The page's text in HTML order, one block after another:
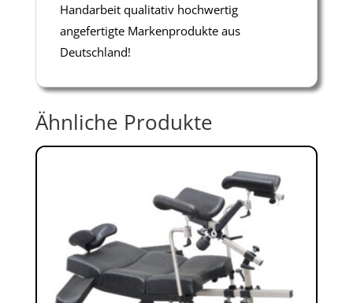
Handarbeit qualitativ hochwertig
angefertigte Markenprodukte aus
Deutschland!
Ähnliche Produkte